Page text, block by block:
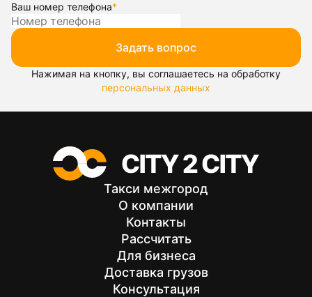
Ваш номер телефона*
Задать вопрос
Нажимая на кнопку, вы соглашаетесь на обработку
персональных данных
Такси межгород
О компании
Контакты
Рассчитать
Для бизнеса
Доставка грузов
Консультация